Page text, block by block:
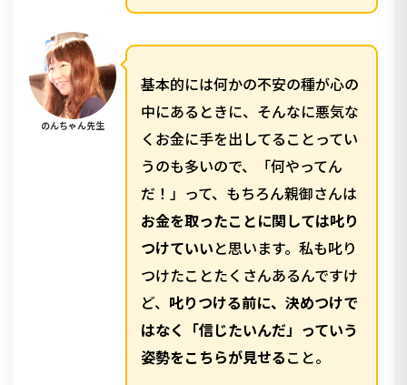
のんちゃん先生
基本的には何かの不安の種が心の
中にあるときに、そんなに悪気な
くお金に手を出してることってい
うのも多いので、「何やってん
だ！」って、もちろん親御さんは
お金を取ったことに関しては叱り
つけていいと思います。私も叱り
つけたことたくさんあるんですけ
ど、 叱りつける前に、決めつけで
はなく「信じたいんだ」っていう
姿勢をこちらが見せること。